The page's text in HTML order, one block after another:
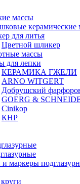
массы
керамические
для литья
Цветной шликер
массы
для лепки
КЕРАМИКА ГЖЕЛИ
ARNO WITGERT
Добрушский
GOERG &
Cinikop
КНР
маркеры